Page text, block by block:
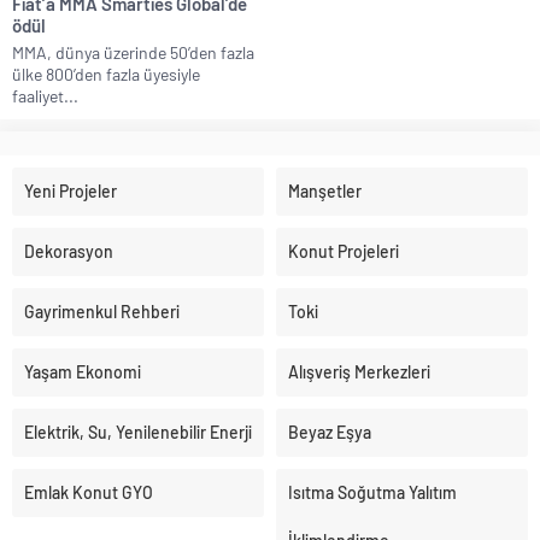
ödül
MMA, dünya üzerinde 50’den fazla
ülke 800’den fazla üyesiyle
faaliyet...
Yeni Projeler Manşetler
Dekorasyon Konut Projeleri
Gayrimenkul Rehberi Toki
Yaşam Ekonomi Alışveriş Merkezleri
Elektrik, Su, Yenilenebilir Enerji Beyaz Eşya
Emlak Konut GYO Isıtma Soğutma Yalıtım